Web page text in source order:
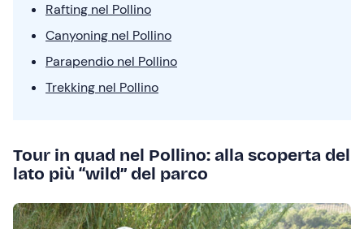
Rafting nel Pollino
Canyoning nel Pollino
Parapendio nel Pollino
Trekking nel Pollino
Tour in quad nel Pollino: alla scoperta del
lato più “wild” del parco